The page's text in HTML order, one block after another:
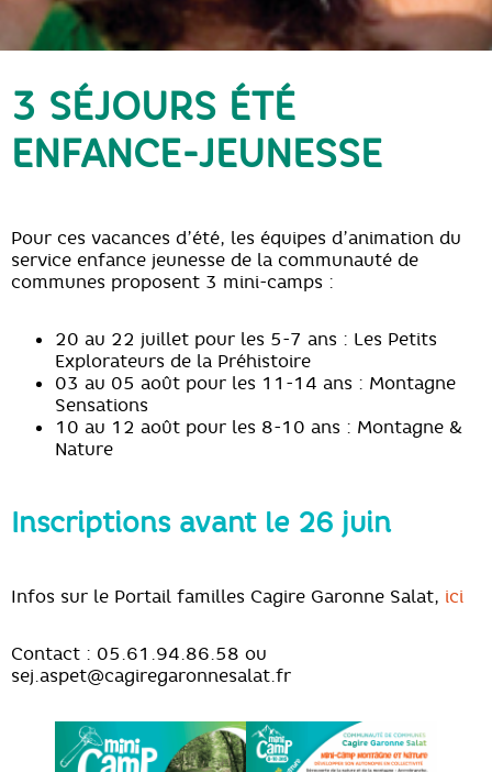
3 SÉJOURS ÉTÉ
ENFANCE-JEUNESSE
Pour ces vacances d’été, les équipes d’animation du
service enfance jeunesse de la communauté de
communes proposent 3 mini-camps :
20 au 22 juillet pour les 5-7 ans : Les Petits
Explorateurs de la Préhistoire
03 au 05 août pour les 11-14 ans : Montagne
Sensations
10 au 12 août pour les 8-10 ans : Montagne &
Nature
Inscriptions avant le 26 juin
Infos sur le Portail familles Cagire Garonne Salat, ici
Contact : 05.61.94.86.58 ou
sej.aspet@cagiregaronnesalat.fr